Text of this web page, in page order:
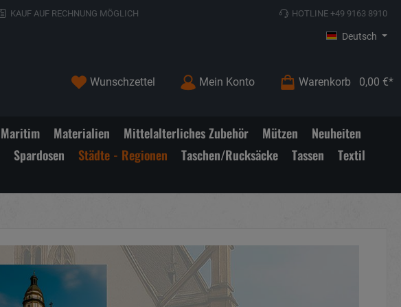
KAUF AUF RECHNUNG MÖGLICH HOTLINE +49 9163 8910
Deutsch
Wunschzettel Mein Konto Warenkorb 0,00 €*
Maritim Materialien Mittelalterliches Zubehör Mützen
Neuheiten
Spardosen Städte - Regionen Taschen/Rucksäcke Tassen
Textil